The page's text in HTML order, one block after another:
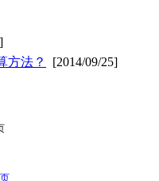
方法？
[2014/09/25]